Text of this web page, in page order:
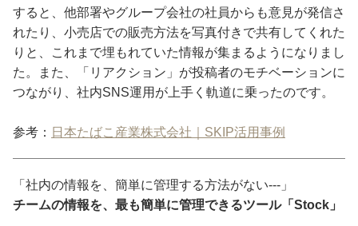
すると、他部署やグループ会社の社員からも意見が発信さ
れたり、小売店での販売方法を写真付きで共有してくれた
りと、これまで埋もれていた情報が集まるようになりまし
た。また、「リアクション」が投稿者のモチベーションに
つながり、社内SNS運用が上手く軌道に乗ったのです。
参考： 日本たばこ産業株式会社｜SKIP活用事例
「社内の情報を、簡単に管理する方法がない---」
チームの情報を、最も簡単に管理できるツール「Stock」